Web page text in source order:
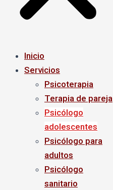
Inicio
Servicios
Psicoterapia
Terapia de pareja
Psicólogo
adolescentes
Psicólogo para
adultos
Psicólogo
sanitario